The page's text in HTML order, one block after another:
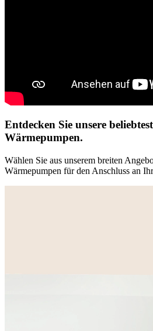
Entdecken Sie unsere
Wärmepumpen.
Wählen Sie aus unserem breiten
Wärmepumpen für den Anschluss an